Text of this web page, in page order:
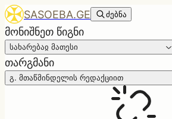
SASOEBA.GE ძებნა
მონიშნეთ წიგნი
სახარებაჲ მათესი
თარგმანი
გ. მთაწმინდელის რედაქციით